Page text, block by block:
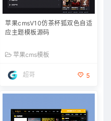
苹果cmsV10仿茶杯狐双色自适
应主题模板源码
苹果cms模板
超哥 5